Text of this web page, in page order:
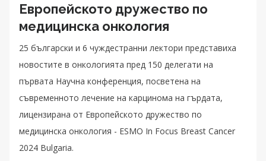
Европейското дружество по
медицинска онкология
25 български и 6 чуждестранни лектори представиха
новостите в онкологията пред 150 делегати на
първата Научна конференция, посветена на
съвременното лечение на карцинома на гърдата,
лицензирана от Европейското дружество по
медицинска онкология - ESMO In Focus Breast Cancer
2024 Bulgaria.